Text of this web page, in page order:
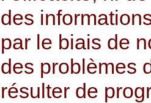
des
par le biais de
des problèmes
résulter de